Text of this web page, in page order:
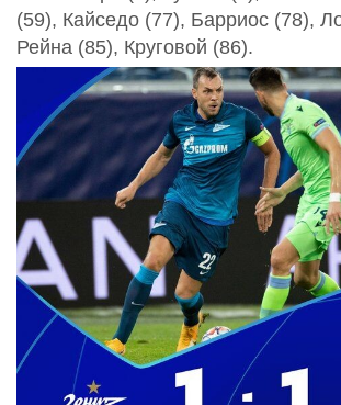
(59), Кайседо (77), Барриос (78),
Рейна (85), Круговой (86).